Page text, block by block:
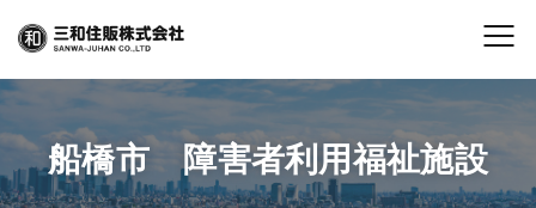
船橋市 障害者利用福祉施設